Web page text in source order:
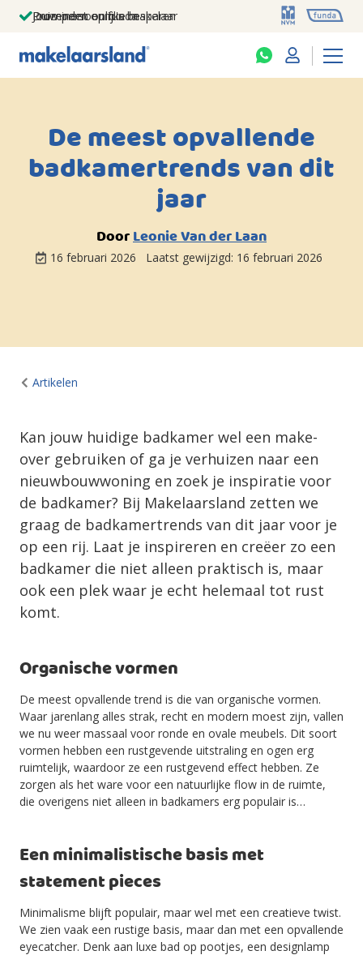
Jouw persoonlijke makelaar
Duizenden euro's besparen
Prominent op funda
De meest opvallende
badkamertrends van dit
jaar
DoorLeonie Van der Laan
16 februari 2026 Laatst gewijzigd: 16 februari 2026
Artikelen
Kan jouw huidige badkamer wel een make-
over gebruiken of ga je verhuizen naar een
nieuwbouwwoning en zoek je inspiratie voor
de badkamer? Bij Makelaarsland zetten we
graag de badkamertrends van dit jaar voor je
op een rij. Laat je inspireren en creëer zo een
badkamer die niet alleen praktisch is, maar
ook een plek waar je echt helemaal tot rust
komt.
Organische vormen
De meest opvallende trend is die van organische vormen.
Waar jarenlang alles strak, recht en modern moest zijn, vallen
we nu weer massaal voor ronde en ovale meubels. Dit soort
vormen hebben een rustgevende uitstraling en ogen erg
ruimtelijk, waardoor ze een rustgevend effect hebben. Ze
zorgen als het ware voor een natuurlijke flow in de ruimte,
die overigens niet alleen in badkamers erg populair is…
Een minimalistische basis met
statement pieces
Minimalisme blijft populair, maar wel met een creatieve twist.
We zien vaak een rustige basis, maar dan met een opvallende
eyecatcher. Denk aan luxe bad op pootjes, een designlamp